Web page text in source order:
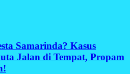
Samarinda? Kasus
Jalan di Tempat, Propam